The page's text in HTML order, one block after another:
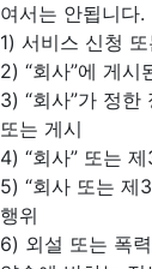
여서는 안됩니다.
1) 서비스 신청
2) “회사”에 게시
3) “회사”가 정
또는 게시
4) “회사” 또는
5) “회사 또는 제
행위
6) 외설 또는 폭